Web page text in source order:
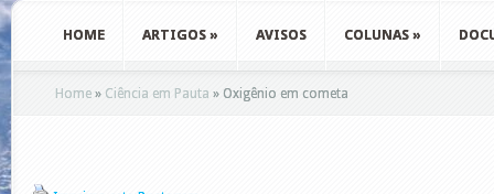
HOME ARTIGOS » AVISOS COLUNAS »
Home » Ciência em Pauta » Oxigênio em cometa